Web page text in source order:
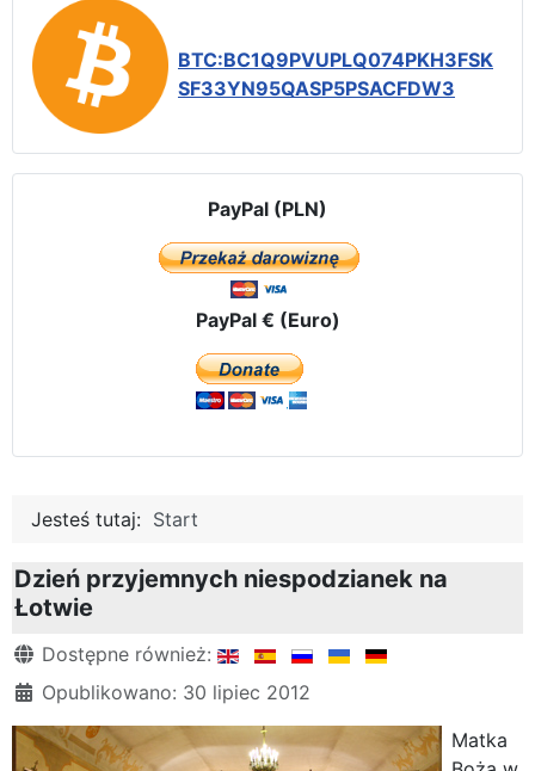
BTC:BC1Q9PVUPLQ074PKH3FSK
SF33YN95QASP5PSACFDW3
PayPal (PLN)
PayPal € (Euro)
Jesteś tutaj: Start
Dzień przyjemnych niespodzianek na
Łotwie
Szczegóły
Dostępne również:
Opublikowano: 30 lipiec 2012
Matka